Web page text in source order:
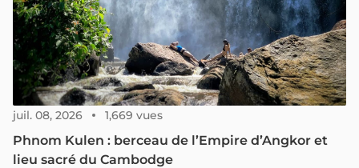
juil. 08, 2026 1,669 vues
Phnom Kulen : berceau de l’Empire d’Angkor et
lieu sacré du Cambodge